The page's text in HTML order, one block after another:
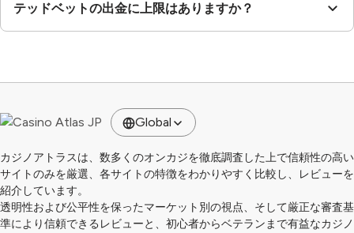
テッドベットの出金に上限はありますか？
Global
カジノアトラスは、数多くのオンカジを徹底調査した上で信頼性の高い
サイトのみを厳選、各サイトの特徴をわかりやすく比較し、レビューを
紹介しています。
透明性および公平性を保ったマーケット別の視点、そして厳正な審査基
準により信頼できるレビューと、初心者からベテランまで有益なカジノ